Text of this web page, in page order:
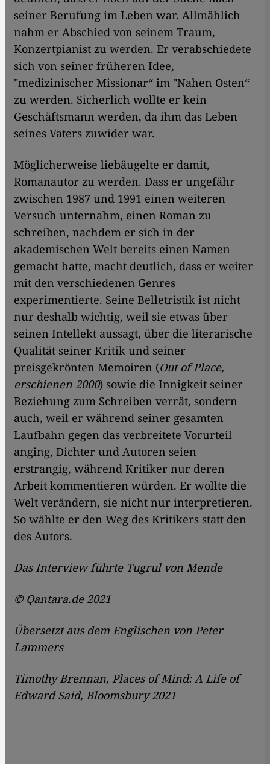
seiner Berufung im Leben war. Allmählich
nahm er Abschied von seinem Traum,
Konzertpianist zu werden. Er verabschiedete
sich von seiner früheren Idee,
"medizinischer Missionar“ im "Nahen Osten“
zu werden. Sicherlich wollte er kein
Geschäftsmann werden, da ihm das Leben
seines Vaters zuwider war.
Möglicherweise liebäugelte er damit,
Romanautor zu werden. Dass er ungefähr
zwischen 1987 und 1991 einen weiteren
Versuch unternahm, einen Roman zu
schreiben, nachdem er sich in der
akademischen Welt bereits einen Namen
gemacht hatte, macht deutlich, dass er weiter
mit den verschiedenen Genres
experimentierte. Seine Belletristik ist nicht
nur deshalb wichtig, weil sie etwas über
seinen Intellekt aussagt, über die literarische
Qualität seiner Kritik und seiner
preisgekrönten Memoiren (Out of Place,
erschienen 2000) sowie die Innigkeit seiner
Beziehung zum Schreiben verrät, sondern
auch, weil er während seiner gesamten
Laufbahn gegen das verbreitete Vorurteil
anging, Dichter und Autoren seien
erstrangig, während Kritiker nur deren
Arbeit kommentieren würden. Er wollte die
Welt verändern, sie nicht nur interpretieren.
So wählte er den Weg des Kritikers statt den
des Autors.
Das Interview führte Tugrul von Mende
© Qantara.de 2021
Übersetzt aus dem Englischen von Peter
Lammers
Timothy Brennan, Places of Mind: A Life of
Edward Said, Bloomsbury 2021